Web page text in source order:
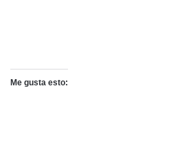
Me gusta esto: